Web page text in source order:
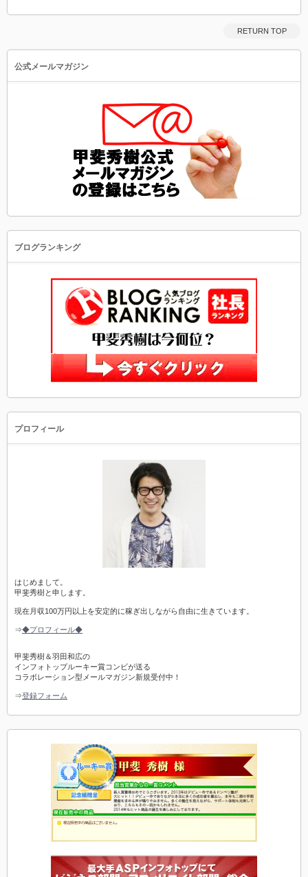
RETURN TOP
公式メールマガジン
ブログランキング
プロフィール
はじめまして。
甲斐秀樹と申します。
現在月収100万円以上を安定的に稼ぎ出しながら自由に生きています。
⇒◆プロフィール◆
甲斐秀樹＆羽田和広の
インフォトップルーキー賞コンビが送る
コラボレーション型メールマガジン新規受付中！
⇒登録フォーム